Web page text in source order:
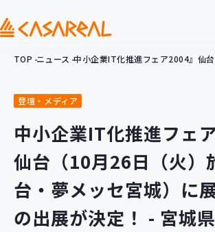
会社情報
サービス
プロダクト開発支援
クラウド導入支援 Git導入支援
システム構築支援
TOP ニュース 中小企業IT化推進フェア2004』仙
登壇・メディア
中小企業IT化推進フェ
仙台（10月26日（火）
台・夢メッセ宮城）に
の出展が決定！ - 宮城